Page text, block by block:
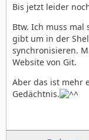
Bis jetzt leider
Btw. Ich muss mal
gibt um in der
synchronisieren.
Website von Git.
Aber das ist mehr
Gedächtnis.